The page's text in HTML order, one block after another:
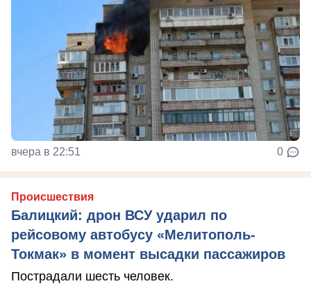
вчера в 22:51 0
Происшествия
Балицкий: дрон ВСУ ударил по
рейсовому автобусу «Мелитополь-
Токмак» в момент высадки пассажиров
Пострадали шесть человек.